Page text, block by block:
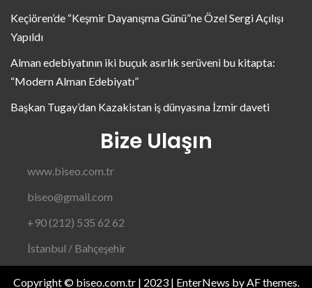
Keçiören’de “Keşmir Dayanışma Günü”ne Özel Sergi Açılışı
Yapıldı
Alman edebiyatının iki buçuk asırlık serüveni bu kitapta:
“Modern Alman Edebiyatı”
Başkan Tugay’dan Kazakistan iş dünyasına İzmir daveti
Bize Ulaşın
www.biseo.com.tr
biseo@gmail.com
+90 (212) 535 62 62
İstanbul / Bahçeşehir
Copyright © biseo.com.tr | 2023 | EnterNews by AF themes.